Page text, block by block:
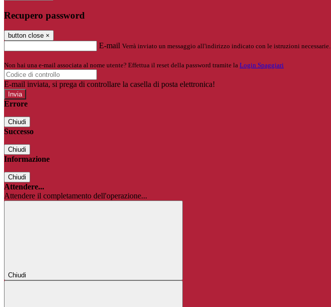
Recupero password
button close ×
E-mail Verrà inviato un messaggio all'indirizzo indicato con le istruzioni necessarie.
Non hai una e-mail associata al nome utente? Effettua il reset della password tramite la Login Spaggiari
E-mail inviata, si prega di controllare la casella di posta elettronica!
Errore
Chiudi
Successo
Chiudi
Informazione
Chiudi
Attendere...
Attendere il completamento dell'operazione...
Chiudi